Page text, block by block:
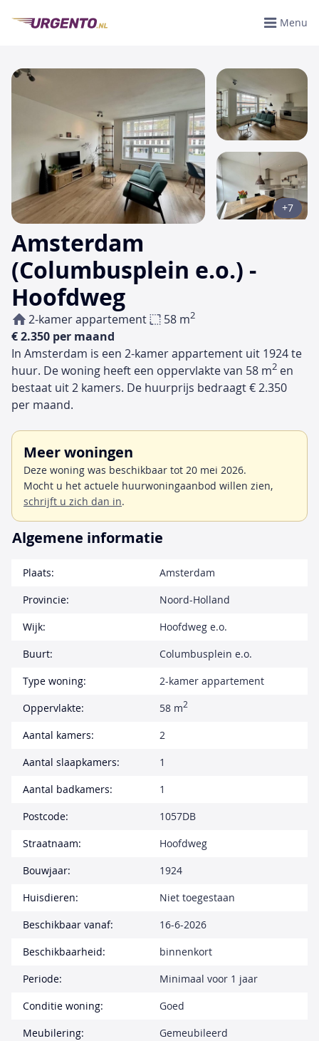
Menu
Amsterdam
(Columbusplein e.o.) -
Hoofdweg
2-kamer appartement 58 m2
€ 2.350 per maand
+7
In Amsterdam is een 2-kamer appartement uit 1924 te
huur. De woning heeft een oppervlakte van 58 m2 en
bestaat uit 2 kamers. De huurprijs bedraagt € 2.350
per maand.
Meer woningen
Deze woning was beschikbaar tot 20 mei 2026.
Mocht u het actuele huurwoningaanbod willen zien,
schrijft u zich dan in.
Algemene informatie
Plaats:
Amsterdam
Provincie:
Noord-Holland
Wijk:
Hoofdweg e.o.
Buurt:
Columbusplein e.o.
Type woning:
2-kamer appartement
Oppervlakte:
58 m2
Aantal kamers:
2
Aantal slaapkamers:
1
Aantal badkamers:
1
Postcode:
1057DB
Straatnaam:
Hoofdweg
Bouwjaar:
1924
Huisdieren:
Niet toegestaan
Beschikbaar vanaf:
16-6-2026
Beschikbaarheid:
binnenkort
Periode:
Minimaal voor 1 jaar
Conditie woning:
Goed
Meubilering:
Gemeubileerd